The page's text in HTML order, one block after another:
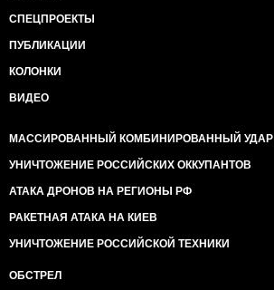
СПЕЦПРОЕКТЫ
ПУБЛИКАЦИИ
КОЛОНКИ
ВИДЕО
МАССИРОВАННЫЙ КОМБИНИРОВАННЫЙ УДАР
УНИЧТОЖЕНИЕ РОССИЙСКИХ ОККУПАНТОВ
АТАКА ДРОНОВ НА РЕГИОНЫ РФ
РАКЕТНАЯ АТАКА НА КИЕВ
УНИЧТОЖЕНИЕ РОССИЙСКОЙ ТЕХНИКИ
ОБСТРЕЛ